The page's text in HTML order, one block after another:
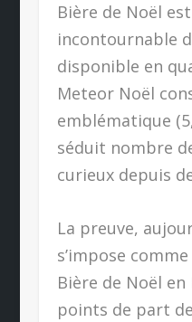
Bière de Noël
incontournable
disponible en
Meteor Noël
emblématique
séduit nombre
curieux depuis
La preuve,
s’impose
Bière de Noël en
points de part